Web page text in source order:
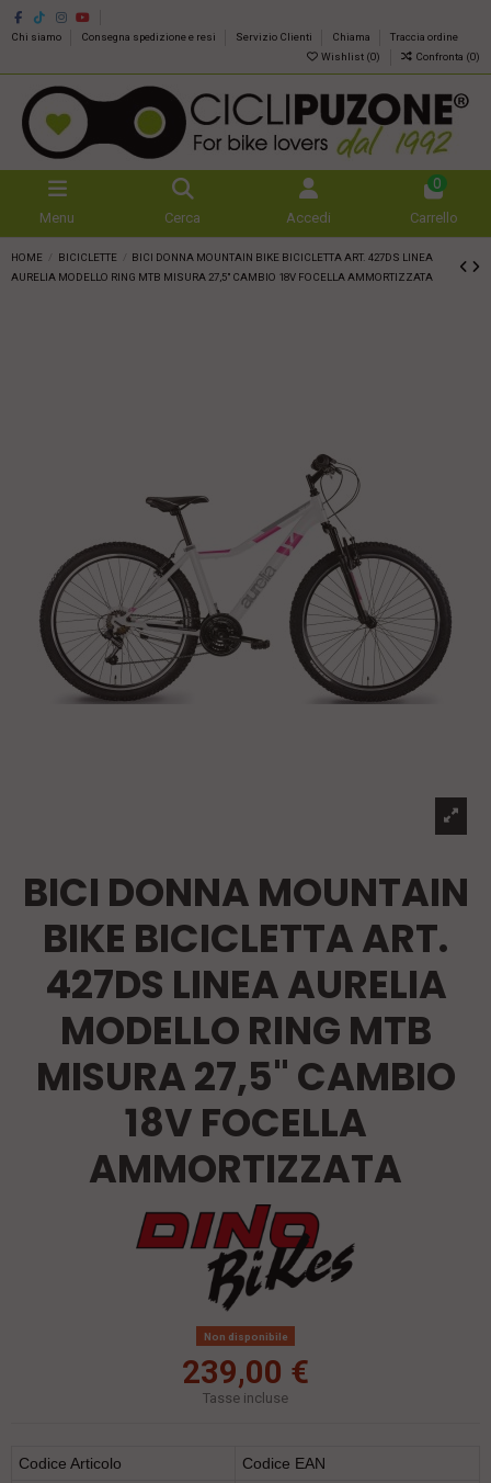
Chi siamo Consegna spedizione e resi Servizio Clienti Chiama
Traccia ordine
Wishlist (0) Confronta (0)
Menu Cerca Accedi
0
Carrello
HOME BICICLETTE
BICI DONNA MOUNTAIN BIKE BICICLETTA ART. 427DS LINEA
AURELIA MODELLO RING MTB MISURA 27,5" CAMBIO 18V FOCELLA AMMORTIZZATA
BICI DONNA MOUNTAIN
BIKE BICICLETTA ART.
427DS LINEA AURELIA
MODELLO RING MTB
MISURA 27,5" CAMBIO
18V FOCELLA
AMMORTIZZATA
Non disponibile
239,00 €
Tasse incluse
Codice Articolo
Codice EAN